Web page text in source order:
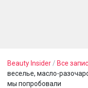
Beauty Insider / Все
веселье, масло-
мы попробовали